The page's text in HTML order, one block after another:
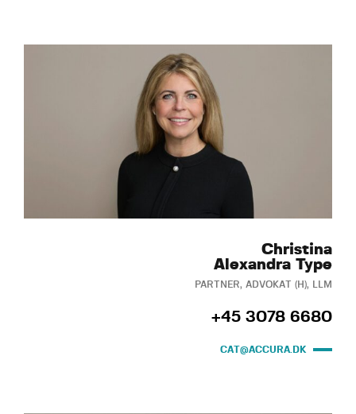
Christina
Alexandra Type
PARTNER, ADVOKAT (H), LLM
+45 3078 6680
CAT@ACCURA.DK